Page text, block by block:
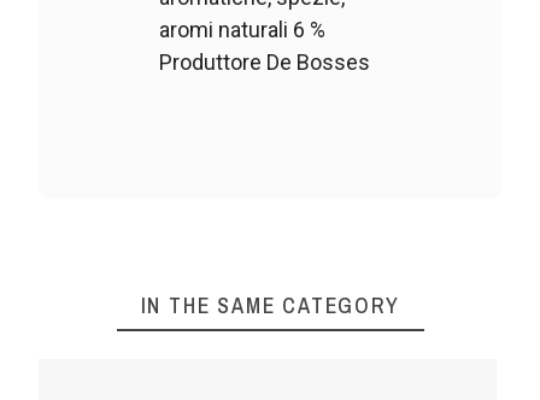
aromi naturali 6 %
Produttore De Bosses
IN THE SAME CATEGORY